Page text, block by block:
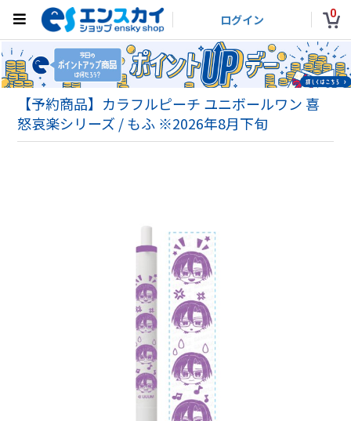
ログイン 0
【予約商品】カラフルピーチ ユニボールワン 喜
怒哀楽シリーズ / もふ ※2026年8月下旬